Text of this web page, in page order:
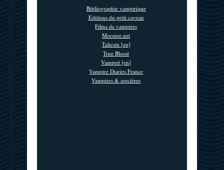
Bibliographie vampirique
Editions du petit caveau
Films de vampires
Morsure.net
Taliesin [en]
True Blood
Vamped [en]
Vampire Diaries France
Vampires & sorcières